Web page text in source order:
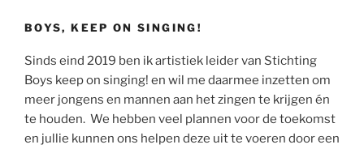
BOYS, KEEP ON SINGING!
Sinds eind 2019 ben ik artistiek leider van Stichting
Boys keep on singing! en wil me daarmee inzetten om
meer jongens en mannen aan het zingen te krijgen én
te houden. We hebben veel plannen voor de toekomst
en jullie kunnen ons helpen deze uit te voeren door een